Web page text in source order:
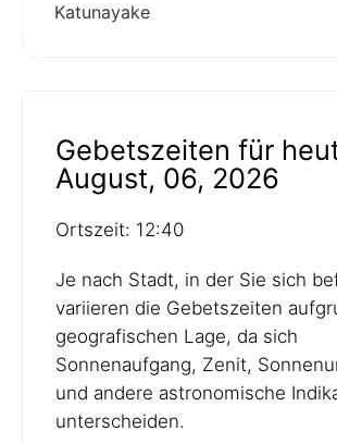
Katunayake
Gebetszeiten für
August, 06, 2026
Ortszeit: 12:40
Je nach Stadt, in der Sie sich
variieren die Gebetszeiten
geografischen Lage, da sich
Sonnenaufgang, Zenit,
und andere astronomische
unterscheiden.